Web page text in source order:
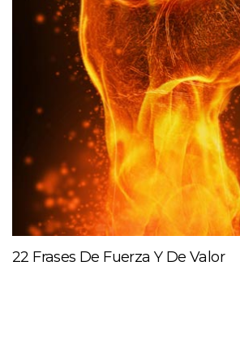
22 Frases De Fuerza Y De Valor